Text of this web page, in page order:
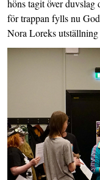
höns tagit över duvslag
för trappan fylls nu
Nora Loreks